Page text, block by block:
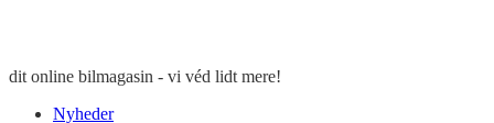
dit online bilmagasin - vi véd lidt mere!
Nyheder